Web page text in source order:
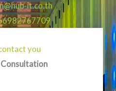
it.co.th
you